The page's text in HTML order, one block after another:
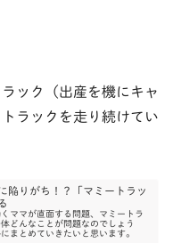
ック（出産を機にキャ
ラックを走り続けてい
陥りがち！？「マミートラッ
ママが直面する問題、マミートラ
どんなことが問題なのでしょう
まとめていきたいと思います。